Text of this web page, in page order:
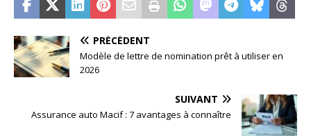
PRÉCÉDENT
Modèle de lettre de nomination prêt à utiliser en
2026
SUIVANT
Assurance auto Macif : 7 avantages à connaître